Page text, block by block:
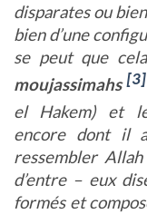
disparates ou
bien d’une
se peut que
moujassimahs[3]
el Hakem) et
encore dont il
ressembler
d’entre – eux
formés et